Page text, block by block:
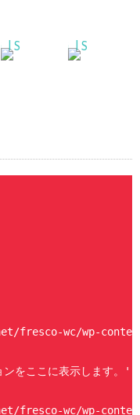
fresco-wc/wp-
をここに表示します。']
fresco-wc/wp-